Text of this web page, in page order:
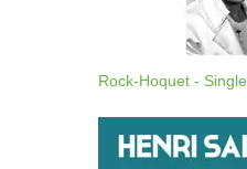
Rock-Hoquet - Single